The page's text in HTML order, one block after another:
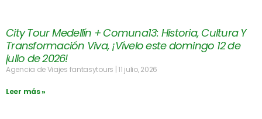
City Tour Medellín + Comuna13: Historia, Cultura Y
Transformación Viva, ¡Vívelo este domingo 12 de
julio de 2026!
Agencia de Viajes fantasytours 11 julio, 2026
Leer más »